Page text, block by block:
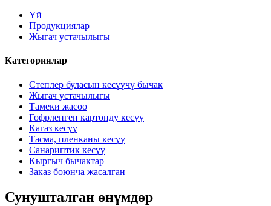
Үй
Продукциялар
Жыгач устачылыгы
Категориялар
Степлер буласын кесүүчү бычак
Жыгач устачылыгы
Тамеки жасоо
Гофрленген картонду кесүү
Кагаз кесүү
Тасма, пленканы кесүү
Санариптик кесүү
Кыргыч бычактар
Заказ боюнча жасалган
Сунушталган өнүмдөр